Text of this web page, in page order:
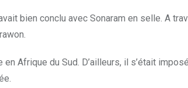
bien conclu avec Sonaram en selle. A
Afrique du Sud. D’ailleurs, il s’était